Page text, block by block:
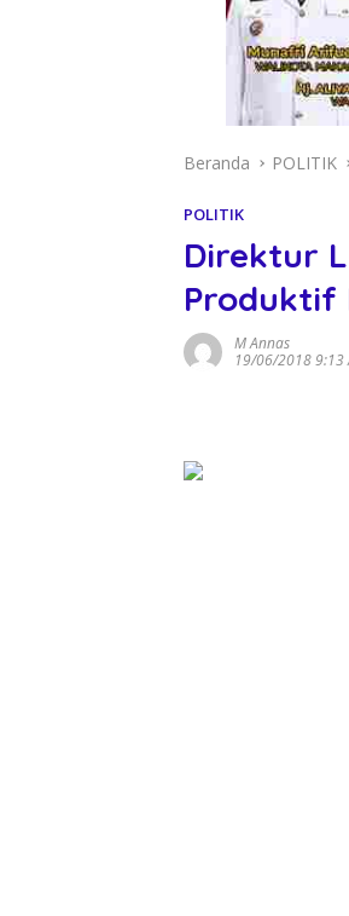
Beranda POLITIK
POLITIK
Direktur
Produktif
M Annas
19/06/2018 9:13